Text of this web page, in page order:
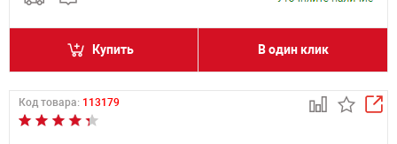
Купить В один клик
Код товара: 113179